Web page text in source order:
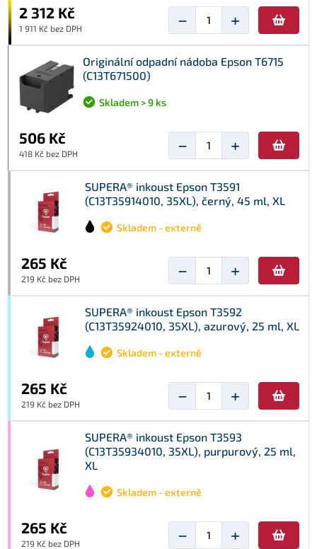
2 312 Kč
1 911 Kč bez DPH − +
Originální odpadní nádoba Epson T6715
(C13T671500)
Skladem > 9 ks
506 Kč
418 Kč bez DPH − +
SUPERA® inkoust Epson T3591
(C13T35914010, 35XL), černý, 45 ml, XL
Skladem - externě
265 Kč
219 Kč bez DPH − +
SUPERA® inkoust Epson T3592
(C13T35924010, 35XL), azurový, 25 ml, XL
Skladem - externě
265 Kč
219 Kč bez DPH − +
SUPERA® inkoust Epson T3593
(C13T35934010, 35XL), purpurový, 25 ml,
XL
Skladem - externě
265 Kč
219 Kč bez DPH − +